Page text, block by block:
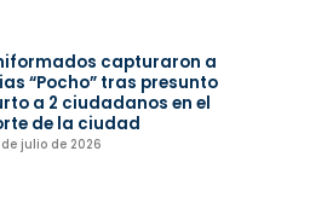
capturaron a
“Pocho” tras presunto
a 2 ciudadanos en el
de la ciudad
julio de 2026